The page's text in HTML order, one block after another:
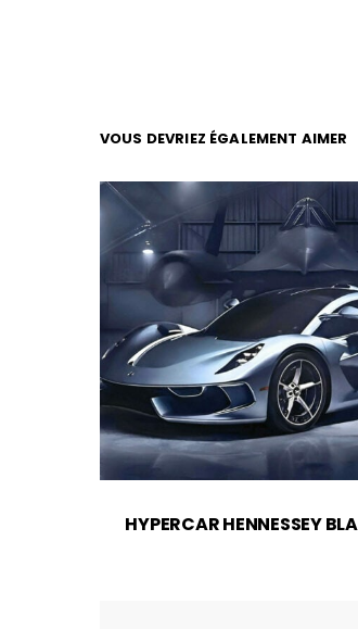
VOUS DEVRIEZ ÉGALEMENT AIMER
HYPERCAR HENNESSEY